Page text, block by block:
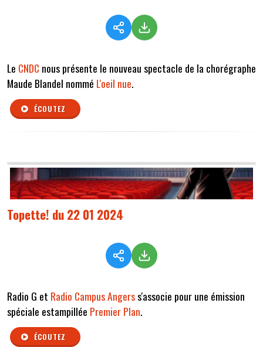
Le CNDC nous présente le nouveau spectacle de la chorégraphe
Maude Blandel nommé L'oeil nue.
ÉCOUTEZ
Topette! du 22 01 2024
Radio G et Radio Campus Angerss'associe pour une émission
spéciale estampillée Premier Plan.
ÉCOUTEZ